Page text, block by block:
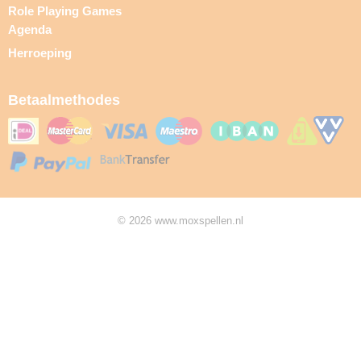
Role Playing Games
Agenda
Herroeping
Betaalmethodes
© 2026 www.moxspellen.nl